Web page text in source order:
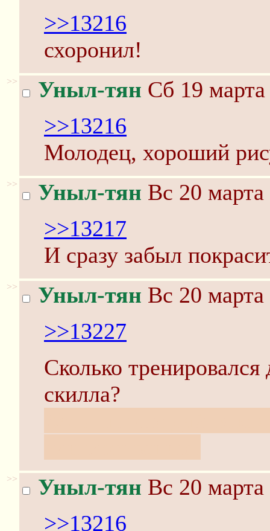
>>13216
схоронил!
>> Уныл-тян Сб 19
>>13216
Молодец, хороший
>> Уныл-тян Вс 20
>>13217
И сразу забыл
>> Уныл-тян Вс 20
>>13227
Сколько
скилла?
>> Уныл-тян Вс 20
>>13216